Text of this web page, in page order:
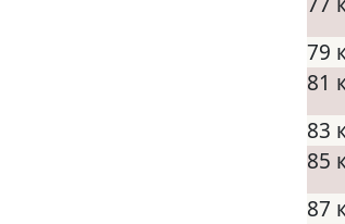
79
81
83
85
87